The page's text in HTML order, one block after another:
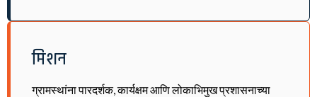
मिशन
ग्रामस्थांना पारदर्शक, कार्यक्षम आणि लोकाभिमुख प्रशासनाच्या